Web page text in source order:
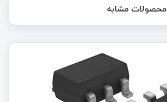
محصولات مشابه